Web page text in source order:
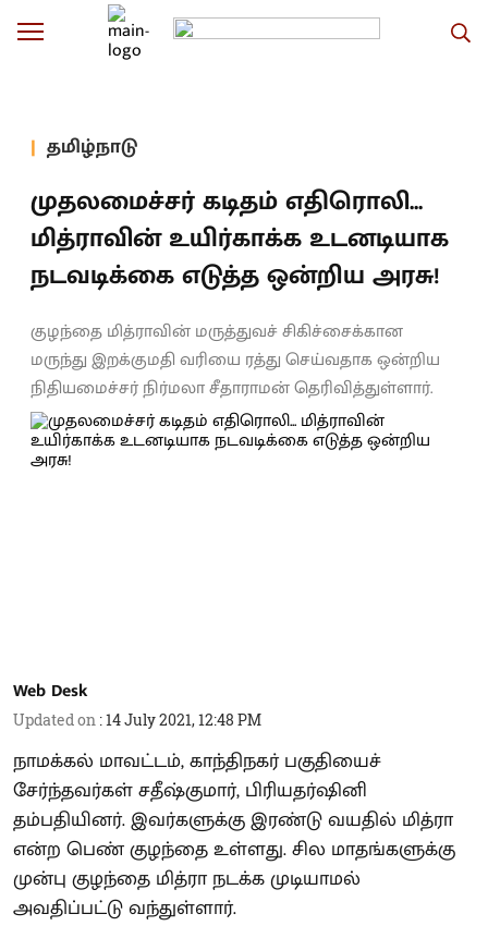
தமிழ்நாடு
முதலமைச்சர் கடிதம் எதிரொலி...
மித்ராவின் உயிர்காக்க உடனடியாக
நடவடிக்கை எடுத்த ஒன்றிய அரசு!
குழந்தை மித்ராவின் மருத்துவச் சிகிச்சைக்கான
மருந்து இறக்குமதி வரியை ரத்து செய்வதாக ஒன்றிய
நிதியமைச்சர் நிர்மலா சீதாராமன் தெரிவித்துள்ளார்.
Web Desk
Updated on :14 July 2021, 12:48 PM
நாமக்கல் மாவட்டம், காந்திநகர் பகுதியைச்
சேர்ந்தவர்கள் சதீஷ்குமார், பிரியதர்ஷினி
தம்பதியினர். இவர்களுக்கு இரண்டு வயதில் மித்ரா
என்ற பெண் குழந்தை உள்ளது. சில மாதங்களுக்கு
முன்பு குழந்தை மித்ரா நடக்க முடியாமல்
அவதிப்பட்டு வந்துள்ளார்.